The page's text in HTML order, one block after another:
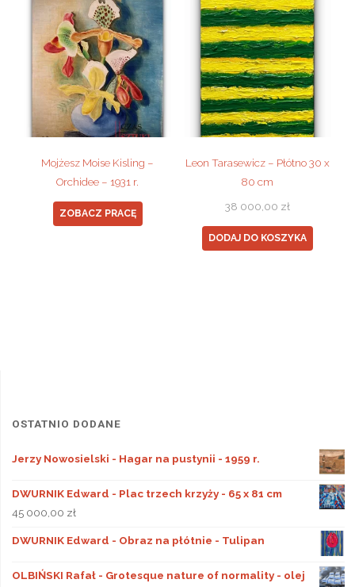
Mojżesz Moise Kisling –
Orchidee – 1931 r.
ZOBACZ PRACĘ
Leon Tarasewicz – Płótno 30 x
80 cm
38 000,00 zł
DODAJ DO KOSZYKA
OSTATNIO DODANE
Jerzy Nowosielski - Hagar na pustynii - 1959 r.
DWURNIK Edward - Plac trzech krzyży - 65 x 81 cm
45 000,00 zł
DWURNIK Edward - Obraz na płótnie - Tulipan
OLBIŃSKI Rafał - Grotesque nature of normality - olej